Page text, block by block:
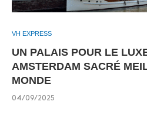
VH EXPRESS
UN PALAIS POUR LE
AMSTERDAM SACRÉ
MONDE
04/09/2025